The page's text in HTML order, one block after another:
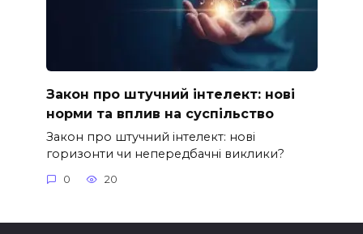
Закон про штучний інтелект: нові
норми та вплив на суспільство
Закон про штучний інтелект: нові
горизонти чи непередбачні виклики?
0 20